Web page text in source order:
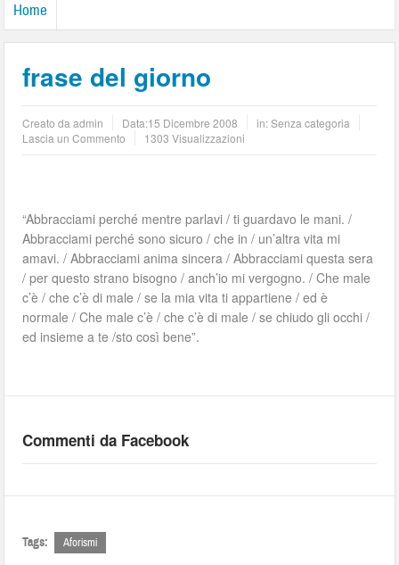
Home
frase del giorno
Creato daadmin Data:15 Dicembre 2008
in: Senza categoria
Lascia un Commento
1303 Visualizzazioni
“Abbracciami perché mentre parlavi / ti guardavo le mani. /
Abbracciami perché sono sicuro / che in / un’altra vita mi
amavi. / Abbracciami anima sincera / Abbracciami questa sera
/ per questo strano bisogno / anch’io mi vergogno. / Che male
c’è / che c’è di male / se la mia vita ti appartiene / ed è
normale / Che male c’è / che c’è di male / se chiudo gli occhi /
ed insieme a te /sto così bene”.
Commenti da Facebook
Tags: Aforismi